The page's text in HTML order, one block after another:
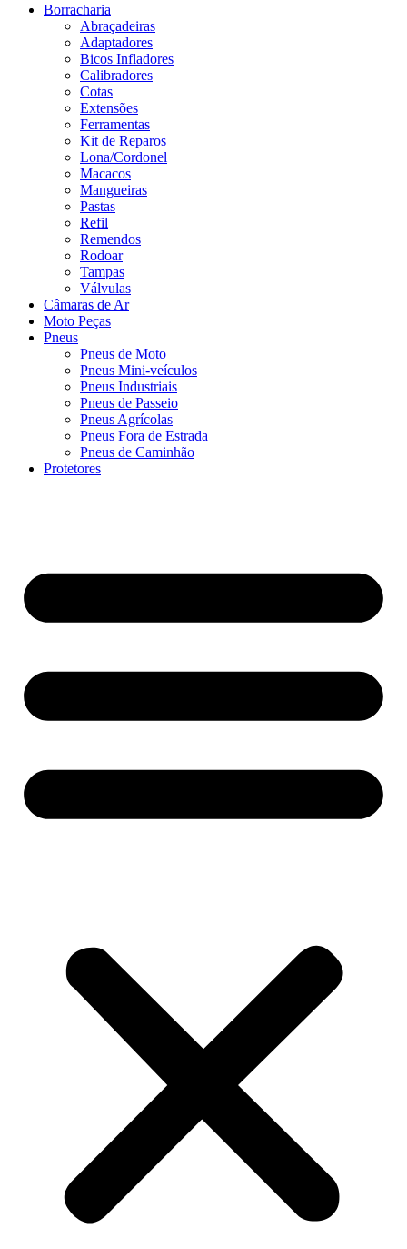
Borracharia
Abraçadeiras
Adaptadores
Bicos Infladores
Calibradores
Cotas
Extensões
Ferramentas
Kit de Reparos
Lona/Cordonel
Macacos
Mangueiras
Pastas
Refil
Remendos
Rodoar
Tampas
Válvulas
Câmaras de Ar
Moto Peças
Pneus
Pneus de Moto
Pneus Mini-veículos
Pneus Industriais
Pneus de Passeio
Pneus Agrícolas
Pneus Fora de Estrada
Pneus de Caminhão
Protetores